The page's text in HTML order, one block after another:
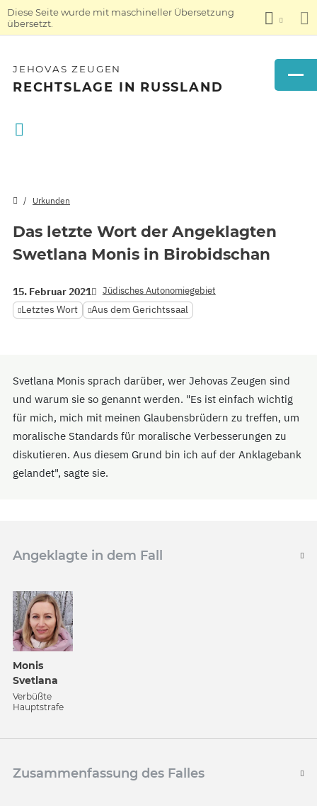
Diese Seite wurde mit maschineller Übersetzung
übersetzt.
JEHOVAS ZEUGEN
RECHTSLAGE IN RUSSLAND
Urkunden
Das letzte Wort der Angeklagten
Swetlana Monis in Birobidschan
15. Februar 2021 Jüdisches Autonomiegebiet
Letztes Wort Aus dem Gerichtssaal
Svetlana Monis sprach darüber, wer Jehovas Zeugen sind
und warum sie so genannt werden. "Es ist einfach wichtig
für mich, mich mit meinen Glaubensbrüdern zu treffen, um
moralische Standards für moralische Verbesserungen zu
diskutieren. Aus diesem Grund bin ich auf der Anklagebank
gelandet", sagte sie.
Angeklagte in dem Fall
Monis
Svetlana
Verbüßte
Hauptstrafe
Zusammenfassung des Falles